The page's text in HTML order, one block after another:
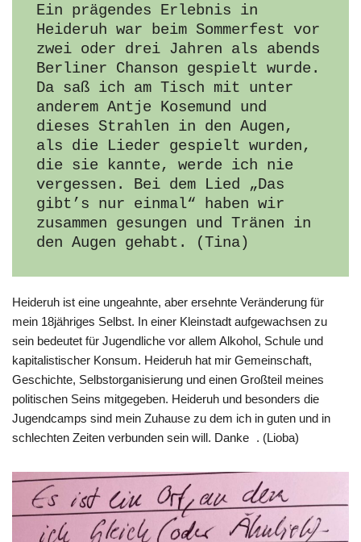
Ein prägendes Erlebnis in
Heideruh war beim Sommerfest vor
zwei oder drei Jahren als abends
Berliner Chanson gespielt wurde.
Da saß ich am Tisch mit unter
anderem Antje Kosemund und
dieses Strahlen in den Augen,
als die Lieder gespielt wurden,
die sie kannte, werde ich nie
vergessen. Bei dem Lied „Das
gibt’s nur einmal“ haben wir
zusammen gesungen und Tränen in
den Augen gehabt. (Tina)
Heideruh ist eine ungeahnte, aber ersehnte Veränderung für
mein 18jähriges Selbst. In einer Kleinstadt aufgewachsen zu
sein bedeutet für Jugendliche vor allem Alkohol, Schule und
kapitalistischer Konsum. Heideruh hat mir Gemeinschaft,
Geschichte, Selbstorganisierung und einen Großteil meines
politischen Seins mitgegeben. Heideruh und besonders die
Jugendcamps sind mein Zuhause zu dem ich in guten und in
schlechten Zeiten verbunden sein will. Danke . (Lioba)